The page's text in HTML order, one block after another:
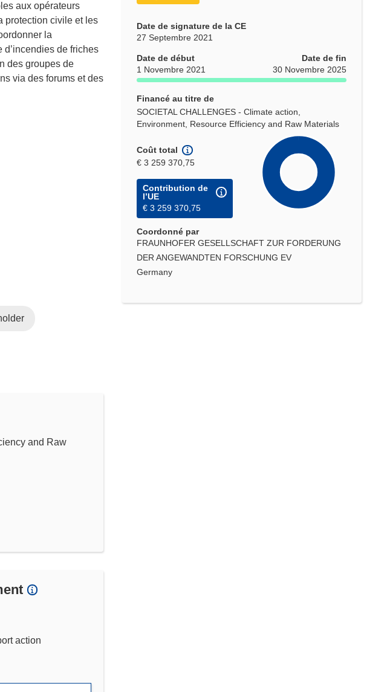
Date de signature de la CE
27 Septembre 2021
Date de début
1 Novembre 2021
Date de fin
30 Novembre 2025
Financé au titre de
SOCIETAL CHALLENGES - Climate action,
Environment, Resource Efficiency and Raw Materials
Coût total
€ 3 259 370,75
Contribution de
l’UE
€ 3 259 370,75
Coordonné par
FRAUNHOFER GESELLSCHAFT ZUR FORDERUNG
DER ANGEWANDTEN FORSCHUNG EV
Germany
aux opérateurs
protection civile et les
la
de friches
des groupes de
via des forums et des
and Raw
action